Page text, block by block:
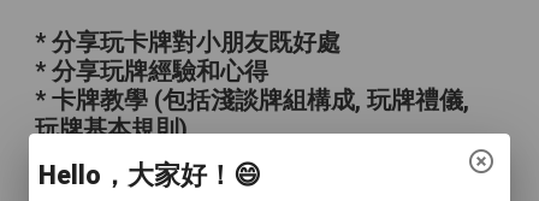
* 分享玩卡牌對小朋友既好處
* 分享玩牌經驗和心得
* 卡牌教學 (包括淺談牌組構成, 玩牌禮儀,
玩牌基本規則)
* 定期有不同教學主題分享!
Hello，大家好！😄